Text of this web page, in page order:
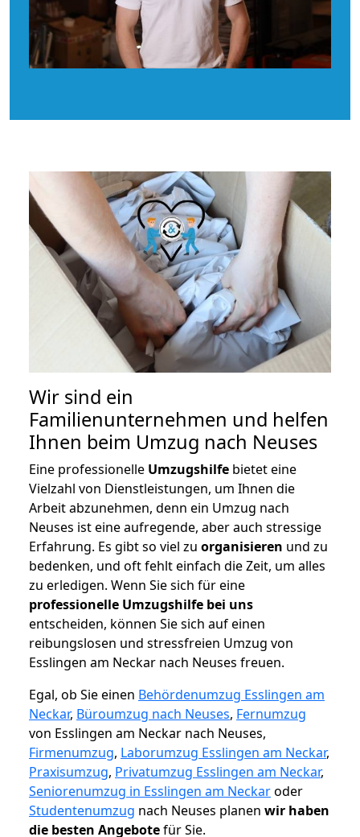
Wir sind ein
Familienunternehmen und helfen
Ihnen beim Umzug nach Neuses
Eine professionelle Umzugshilfe bietet eine
Vielzahl von Dienstleistungen, um Ihnen die
Arbeit abzunehmen, denn ein Umzug nach
Neuses ist eine aufregende, aber auch stressige
Erfahrung. Es gibt so viel zu organisieren und zu
bedenken, und oft fehlt einfach die Zeit, um alles
zu erledigen. Wenn Sie sich für eine
professionelle Umzugshilfe bei uns
entscheiden, können Sie sich auf einen
reibungslosen und stressfreien Umzug von
Esslingen am Neckar nach Neuses freuen.
Egal, ob Sie einen Behördenumzug Esslingen am
Neckar, Büroumzug nach Neuses, Fernumzug
von Esslingen am Neckar nach Neuses,
Firmenumzug, Laborumzug Esslingen am Neckar,
Praxisumzug, Privatumzug Esslingen am Neckar,
Seniorenumzug in Esslingen am Neckaroder
Studentenumzug nach Neuses planen wir haben
die besten Angebotefür Sie.